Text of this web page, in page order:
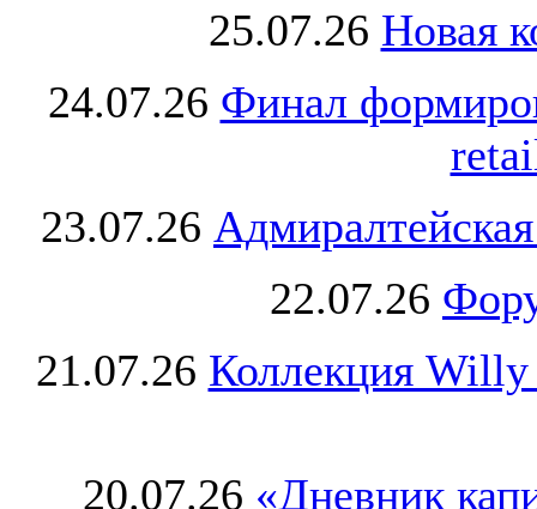
25.07.26 Новая
24.07.26 Финал
23.07.26
22.07.26
21.07.26 Коллекция Willy
20.07.26 «Дневник